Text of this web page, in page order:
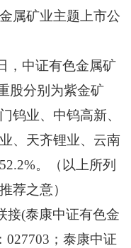
属矿业主题上市公
，中证有色金属矿
股分别为紫金矿
钨业、中钨高新、
、天齐锂业、云南
。（以上所列
荐之意）
接(泰康中证有色金
027703；泰康中证